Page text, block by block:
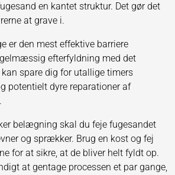
en kantet struktur. Det gør det
at grave i.
er den mest effektive barriere
efterfyldning med det
spare dig for utallige timers
potentielt dyre reparationer af
belægning skal du feje fugesandet
og sprækker. Brug en kost og fej
for at sikre, at de bliver helt fyldt op.
at gentage processen et par gange,